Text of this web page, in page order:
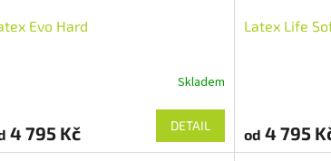
Evo Hard
Skladem
4 795 Kč DETAIL
Latex Life
od 4 795